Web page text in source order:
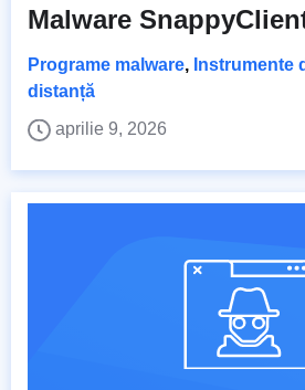
Malware
Programe malware, Instrumente
distanță
aprilie 9, 2026